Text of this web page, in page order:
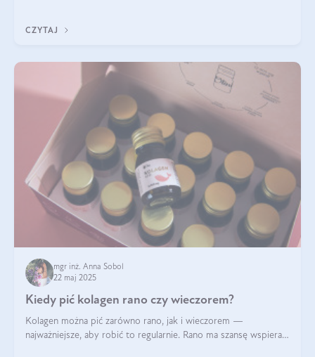
CZYTAJ
mgr inż. Anna Sobol
22 maj 2025
Kiedy pić kolagen rano czy wieczorem?
Kolagen można pić zarówno rano, jak i wieczorem —
najważniejsze, aby robić to regularnie. Rano ma szansę wspierać